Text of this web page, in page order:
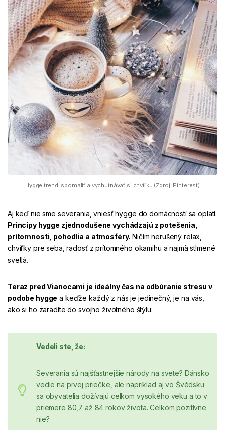
Hygge trend, spomaliť a vychutnávať si chvíľku (Zdroj: Pinterest)
Aj keď nie sme severania, vniesť hygge do domácností sa oplatí.
Princípy hygge zjednodušene vychádzajú z potešenia,
prítomnosti, pohodlia a atmosféry. Ničím nerušený relax,
chvíľky pre seba, radosť z prítomného okamihu a najmä stlmené
svetlá.
Teraz pred Vianocami je ideálny čas na odbúranie stresu v
podobe hygge a keďže každý z nás je jedinečný, je na vás,
ako si ho zaradíte do svojho životného štýlu.
Vedeli ste, že:
Severania sú najšťastnejšie národy na svete? Dánsko
vedie na prvej priečke, ale napríklad aj vo Švédsku
sa obyvatelia dožívajú celkom vysokého veku a to v
priemere 80,7 až 84 rokov života. Celkom pozitívne
nie?